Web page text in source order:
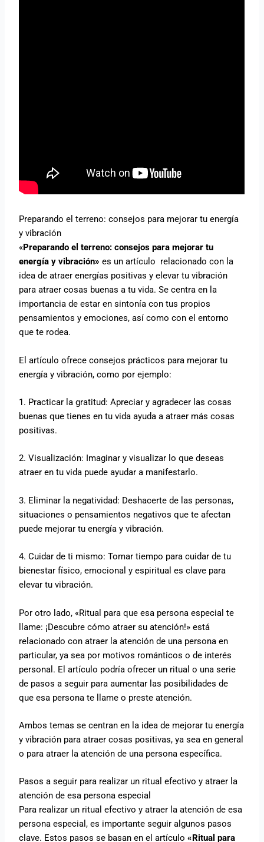
Preparando el terreno: consejos para mejorar tu energía
y vibración
«Preparando el terreno: consejos para mejorar tu
energía y vibración» es un artículo relacionado con la
idea de atraer energías positivas y elevar tu vibración
para atraer cosas buenas a tu vida. Se centra en la
importancia de estar en sintonía con tus propios
pensamientos y emociones, así como con el entorno
que te rodea.
El artículo ofrece consejos prácticos para mejorar tu
energía y vibración, como por ejemplo:
1. Practicar la gratitud: Apreciar y agradecer las cosas
buenas que tienes en tu vida ayuda a atraer más cosas
positivas.
2. Visualización: Imaginar y visualizar lo que deseas
atraer en tu vida puede ayudar a manifestarlo.
3. Eliminar la negatividad: Deshacerte de las personas,
situaciones o pensamientos negativos que te afectan
puede mejorar tu energía y vibración.
4. Cuidar de ti mismo: Tomar tiempo para cuidar de tu
bienestar físico, emocional y espiritual es clave para
elevar tu vibración.
Por otro lado, «Ritual para que esa persona especial te
llame: ¡Descubre cómo atraer su atención!» está
relacionado con atraer la atención de una persona en
particular, ya sea por motivos románticos o de interés
personal. El artículo podría ofrecer un ritual o una serie
de pasos a seguir para aumentar las posibilidades de
que esa persona te llame o preste atención.
Ambos temas se centran en la idea de mejorar tu energía
y vibración para atraer cosas positivas, ya sea en general
o para atraer la atención de una persona específica.
Pasos a seguir para realizar un ritual efectivo y atraer la
atención de esa persona especial
Para realizar un ritual efectivo y atraer la atención de esa
persona especial, es importante seguir algunos pasos
clave. Estos pasos se basan en el artículo«Ritual para